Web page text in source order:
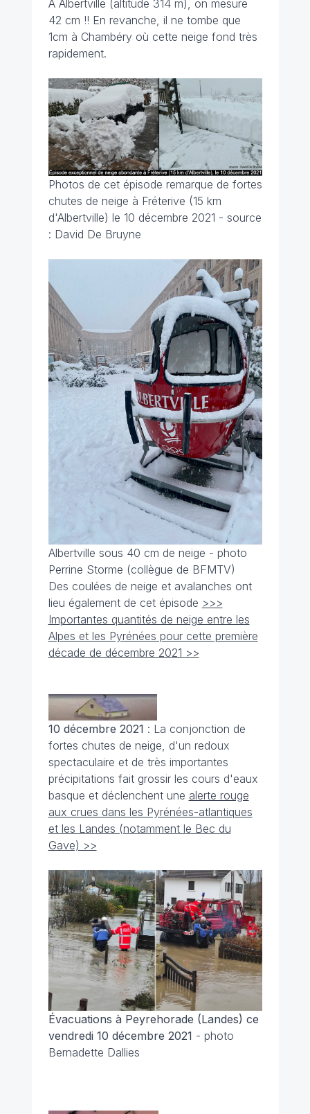
A Albertville (altitude 314 m), on mesure
42 cm !! En revanche, il ne tombe que
1cm à Chambéry où cette neige fond très
rapidement.
Photos de cet épisode remarque de fortes
chutes de neige à Fréterive (15 km
d'Albertville) le 10 décembre 2021 - source
: David De Bruyne
Albertville sous 40 cm de neige - photo
Perrine Storme (collègue de BFMTV)
Des coulées de neige et avalanches ont
lieu également de cet épisode >>>
Importantes quantités de neige entre les
Alpes et les Pyrénées pour cette première
décade de décembre 2021 >>
10 décembre 2021 : La conjonction de
fortes chutes de neige, d'un redoux
spectaculaire et de très importantes
précipitations fait grossir les cours d'eaux
basque et déclenchent une alerte rouge
aux crues dans les Pyrénées-atlantiques
et les Landes (notamment le Bec du
Gave) >>
Évacuations à Peyrehorade (Landes) ce
vendredi 10 décembre 2021 - photo
Bernadette Dallies